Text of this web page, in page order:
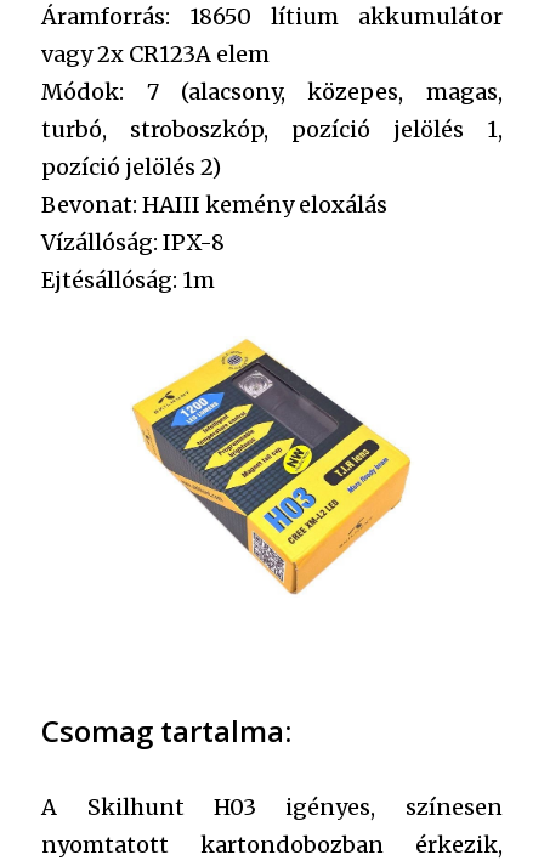
Áramforrás: 18650 lítium akkumulátor
vagy 2x CR123A elem
Módok: 7 (alacsony, közepes, magas,
turbó, stroboszkóp, pozíció jelölés 1,
pozíció jelölés 2)
Bevonat: HAIII kemény eloxálás
Vízállóság: IPX-8
Ejtésállóság: 1m
Csomag tartalma:
A Skilhunt H03 igényes, színesen
nyomtatott kartondobozban érkezik,